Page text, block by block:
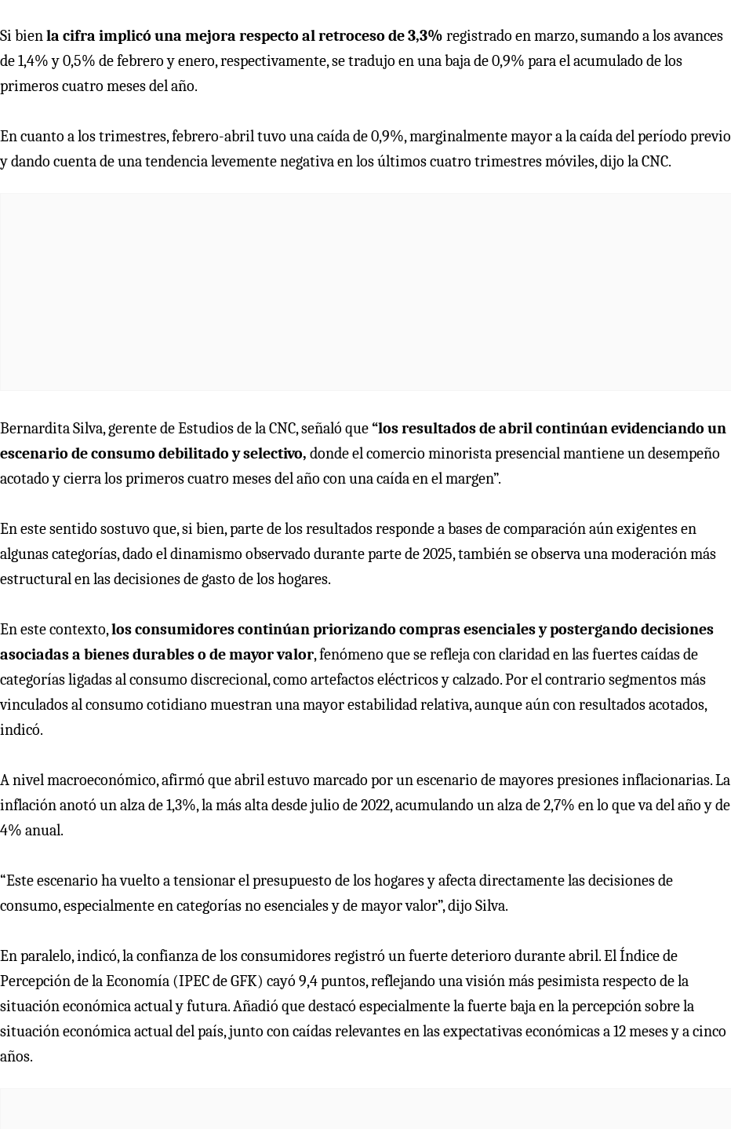
Si bienla cifra implicó una mejora respecto al retroceso de 3,3% registrado en marzo, sumando a los avances
de 1,4% y 0,5% de febrero y enero, respectivamente, se tradujo en una baja de 0,9% para el acumulado de los
primeros cuatro meses del año.
En cuanto a los trimestres, febrero-abril tuvo una caída de 0,9%, marginalmente mayor a la caída del período previo
y dando cuenta de una tendencia levemente negativa en los últimos cuatro trimestres móviles, dijo la CNC.
Bernardita Silva, gerente de Estudios de la CNC, señaló que“los resultados de abril continúan evidenciando un
escenario de consumo debilitado y selectivo, donde el comercio minorista presencial mantiene un desempeño
acotado y cierra los primeros cuatro meses del año con una caída en el margen”.
En este sentido sostuvo que, si bien, parte de los resultados responde a bases de comparación aún exigentes en
algunas categorías, dado el dinamismo observado durante parte de 2025, también se observa una moderación más
estructural en las decisiones de gasto de los hogares.
En este contexto,los consumidores continúan priorizando compras esenciales y postergando decisiones
asociadas a bienes durables o de mayor valor, fenómeno que se refleja con claridad en las fuertes caídas de
categorías ligadas al consumo discrecional, como artefactos eléctricos y calzado. Por el contrario segmentos más
vinculados al consumo cotidiano muestran una mayor estabilidad relativa, aunque aún con resultados acotados,
indicó.
A nivel macroeconómico, afirmó que abril estuvo marcado por un escenario de mayores presiones inflacionarias. La
inflación anotó un alza de 1,3%, la más alta desde julio de 2022, acumulando un alza de 2,7% en lo que va del año y de
4% anual.
“Este escenario ha vuelto a tensionar el presupuesto de los hogares y afecta directamente las decisiones de
consumo, especialmente en categorías no esenciales y de mayor valor”, dijo Silva.
En paralelo, indicó, la confianza de los consumidores registró un fuerte deterioro durante abril. El Índice de
Percepción de la Economía (IPEC de GFK) cayó 9,4 puntos, reflejando una visión más pesimista respecto de la
situación económica actual y futura. Añadió que destacó especialmente la fuerte baja en la percepción sobre la
situación económica actual del país, junto con caídas relevantes en las expectativas económicas a 12 meses y a cinco
años.